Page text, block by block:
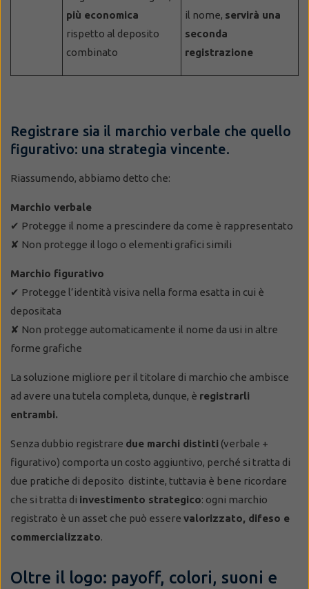
più economica
rispetto al deposito
combinato
il nome, servirà una
seconda
registrazione
Registrare sia il marchio verbale che quello
figurativo: una strategia vincente.
Riassumendo, abbiamo detto che:
Marchio verbale
✔ Protegge il nome a prescindere da come è rappresentato
✘ Non protegge il logo o elementi grafici simili
Marchio figurativo
✔ Protegge l’identità visiva nella forma esatta in cui è
depositata
✘ Non protegge automaticamente il nome da usi in altre
forme grafiche
La soluzione migliore per il titolare di marchio che ambisce
ad avere una tutela completa, dunque, è registrarli
entrambi.
Senza dubbio registrare due marchi distinti (verbale +
figurativo) comporta un costo aggiuntivo, perché si tratta di
due pratiche di deposito distinte, tuttavia è bene ricordare
che si tratta di investimento strategico: ogni marchio
registrato è un asset che può essere valorizzato, difeso e
commercializzato.
Oltre il logo: payoff, colori, suoni e